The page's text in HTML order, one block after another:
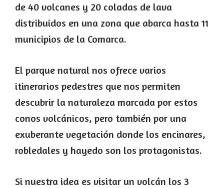
de 40 volcanes y 20 coladas de lava
distribuidos en una zona que abarca hasta 11
municipios de la Comarca.
El parque natural nos ofrece varios
itinerarios pedestres que nos permiten
descubrir la naturaleza marcada por estos
conos volcánicos, pero también por una
exuberante vegetación donde los encinares,
robledales y hayedo son los protagonistas.
Si nuestra idea es visitar un volcán los 3